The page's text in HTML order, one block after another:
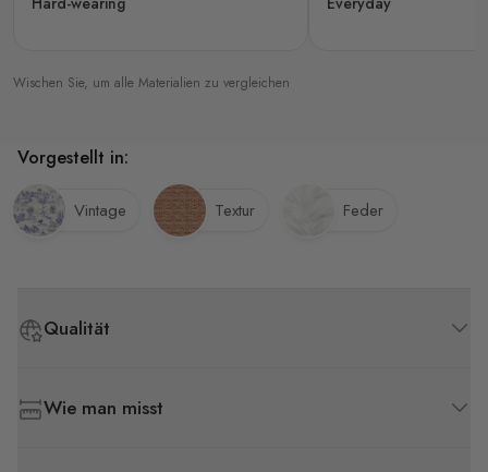
Wischen Sie, um alle Materialien zu vergleichen
Qualität
Wie man misst
Vorgestellt in:
Vintage Textur Feder